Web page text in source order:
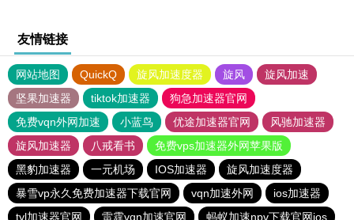
友情链接
网站地图 QuickQ 旋风加速度器 旋风
旋风加速
坚果加速器
tiktok加速器
狗急加速器官网
免费vqn外网加速
小蓝鸟 优途加速器官网
风驰加速器
旋风加速器
八戒看书
免费vps加速器外网苹果版
黑豹加速器
一元机场 IOS加速器
旋风加速度器
暴雪vp永久免费加速器下载官网
vqn加速外网
ios加速器
tyl加速器官网
雷霆vqn加速官网 蚂蚁加速npv下载官网ios